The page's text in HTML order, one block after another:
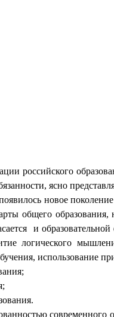
российского
ясно
новое
общего
и
логического
использование
современного